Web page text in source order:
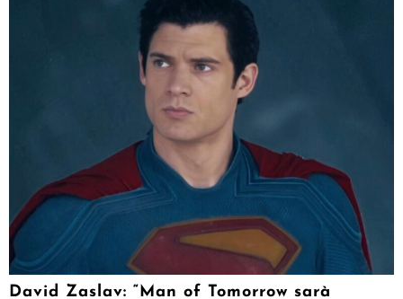
David Zaslav: “Man of Tomorrow sarà